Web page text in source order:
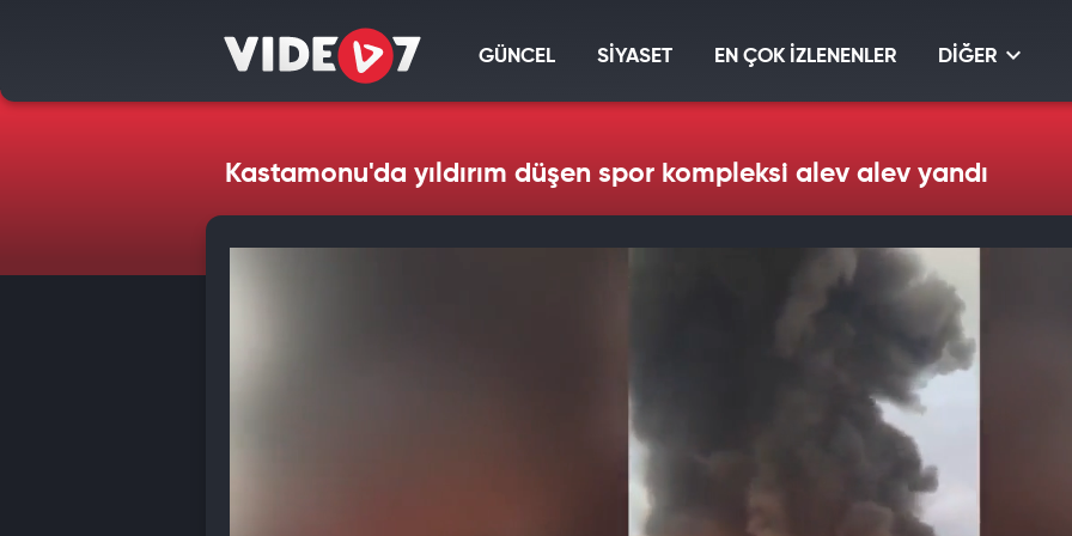
GÜNCEL SİYASET EN ÇOK İZLENENLER DİĞER
Kastamonu'da yıldırım düşen spor kompleksi alev alev yandı